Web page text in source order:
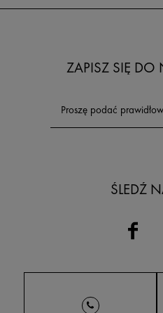
ZAPISZ SIĘ DO
ŚLEDŹ